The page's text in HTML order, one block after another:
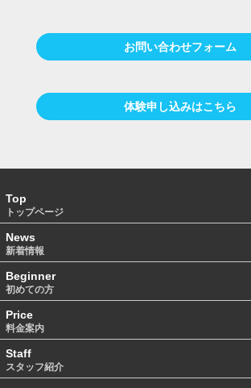
お問い合わせフォーム
体験申し込みはこちら
Top
トップページ
News
新着情報
Beginner
初めての方
Price
料金案内
Staff
スタッフ紹介